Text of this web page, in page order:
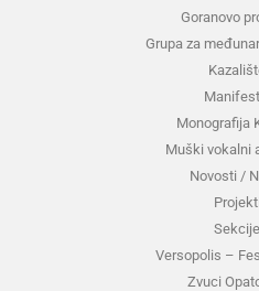
Goranovo
Grupa za
Monografija
Muški vokalni
Novosti /
Projekti
Sekcije
Versopolis –
Zvuci